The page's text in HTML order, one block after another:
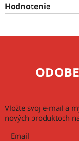
Hodnotenie
Vložte svoj e-mail a
nových produktoch
Email